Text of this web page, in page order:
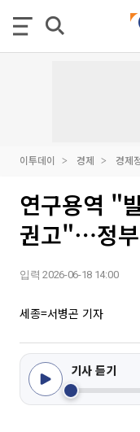
이투데이 경제 경제
연구용역 "
권고"⋯정부
입력 2026-06-18 14:00
세종=서병곤 기자
기사 듣기